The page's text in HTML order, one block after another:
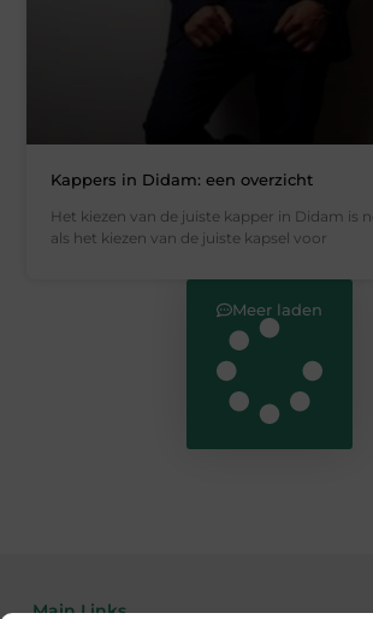
Kappers in Didam: een overzicht
Het kiezen van de juiste kapper in Didam is
als het kiezen van de juiste kapsel voor
Meer laden
Main Links